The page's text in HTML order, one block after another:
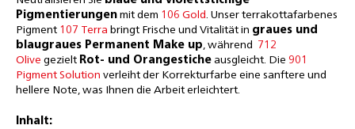
Pigmentierungen mit dem 106 Gold. Unser terrakottafarbenes
Pigment 107 Terra bringt Frische und Vitalität in graues und
blaugraues Permanent Make up, während
712
Olive gezielt Rot- und Orangestiche ausgleicht. Die 901
Pigment Solution verleiht der Korrekturfarbe eine sanftere und
hellere Note, was Ihnen die Arbeit erleichtert.
Inhalt: